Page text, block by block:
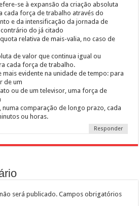
se à expansão da criação absoluta
cada força de trabalho através do
e da inten­sificação da jornada de
do já citado
relativa de mais-valia, no caso de
de valor que continua igual ou
cada força de traba­lho.
mais evidente na unidade de tempo: para
de um
ou de um televisor, uma força de
numa comparação de longo pra­zo, cada
ou horas.
Responder
será publicado. Campos obrigatórios